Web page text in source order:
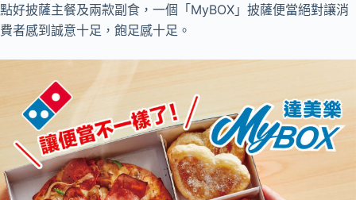
點好披薩主餐及兩款副食，一個「MyBOX」披薩便當絕對讓消
費者感到誠意十足，飽足感十足。